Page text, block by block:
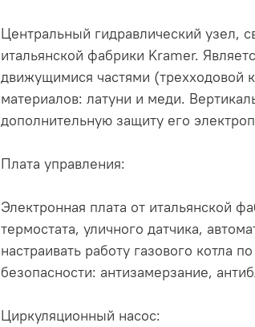
Центральный гидравлический узел,
итальянской фабрики Kramer.
движущимися частями
материалов: латуни и меди.
дополнительную защиту его
Плата управления:
Электронная плата от итальянской
термостата, уличного датчика,
настраивать работу газового
безопасности: антизамерзание,
Циркуляционный насос: